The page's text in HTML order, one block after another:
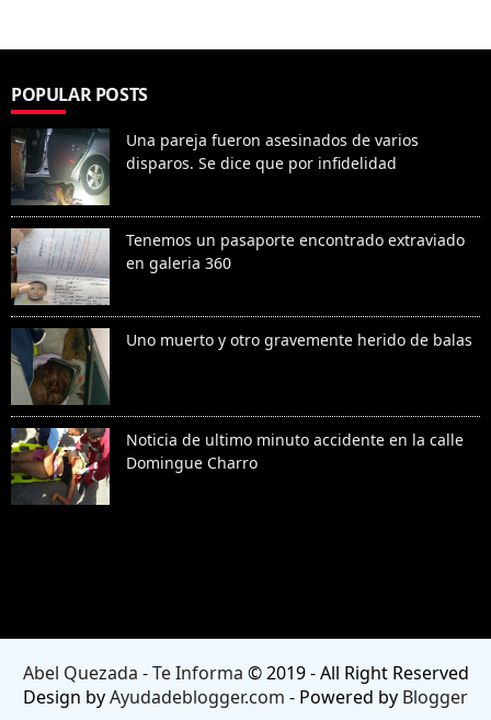
POPULAR POSTS
Una pareja fueron asesinados de varios
disparos. Se dice que por infidelidad
Tenemos un pasaporte encontrado extraviado
en galeria 360
Uno muerto y otro gravemente herido de balas
Noticia de ultimo minuto accidente en la calle
Domingue Charro
Abel Quezada - Te Informa © 2019 - All Right Reserved
Design byAyudadeblogger.com - Powered by Blogger